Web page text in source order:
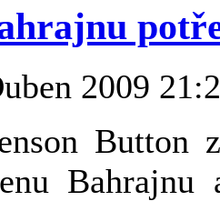
2009
Button